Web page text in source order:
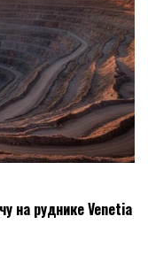
на руднике Venetia